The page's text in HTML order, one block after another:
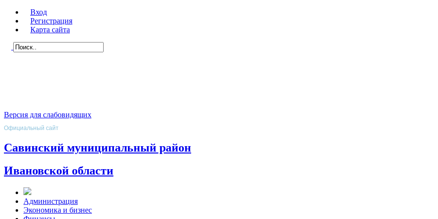
Вход
Регистрация
Карта сайта
Версия для слабовидящих
Официальный сайт
Савинский муниципальный район
Ивановской области
Администрация
Экономика и бизнес